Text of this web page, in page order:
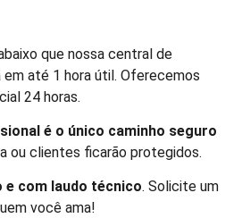
que nossa central de
até 1 hora útil. Oferecemos
24 horas.
é o único caminho seguro
ou clientes ficarão protegidos.
e com laudo técnico. Solicite um
você ama!